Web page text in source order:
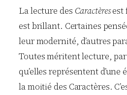
La lecture des Caractèresest
est brillant. Certaines
leur modernité, d’autres
Toutes méritent lecture,
qu’elles représentent d’une
la moitié des Caractères.